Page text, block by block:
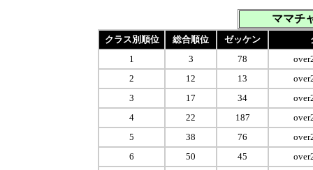
ママチ
クラス別順位 総合順位 ゼッケン
1
3 78
2
12 13
3
17 34
4
22 187
5
38 76
6
50 45